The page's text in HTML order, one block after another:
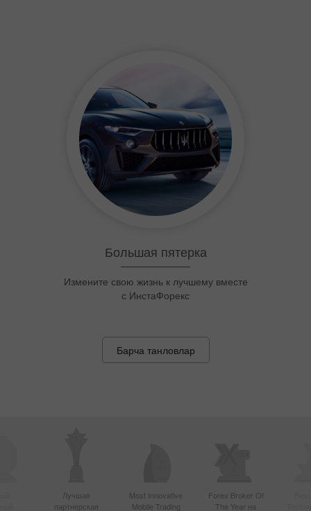
Снайпер
Снайбер бўл, ҳар ҳафта $1 500 ол!
Барча танловлар
Лучшая
партнерская
Most Innovative
Mobile Trading
Forex Broker Of
The Year на